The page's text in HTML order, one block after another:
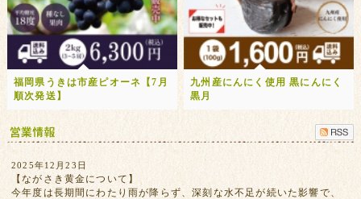
福岡県うきは市産ピオーネ【7月
順次発送】
九州産にんにく使用 黒にんにく
黒月
2025年12月23日
【ながさき黄金について】
今年度は長期間にわたり雨が降らず、深刻な水不足が続いた影響で、